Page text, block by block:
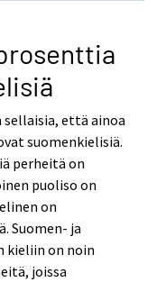
että ainoa
suomenkielisiä.
perheitä on
puoliso on
on
Suomen- ja
kieliin on noin
joissa